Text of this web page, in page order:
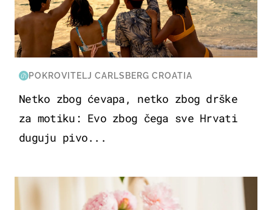
POKROVITELJ CARLSBERG CROATIA
Netko zbog ćevapa, netko zbog drške
za motiku: Evo zbog čega sve Hrvati
duguju pivo...
MODA & LJEPOTA